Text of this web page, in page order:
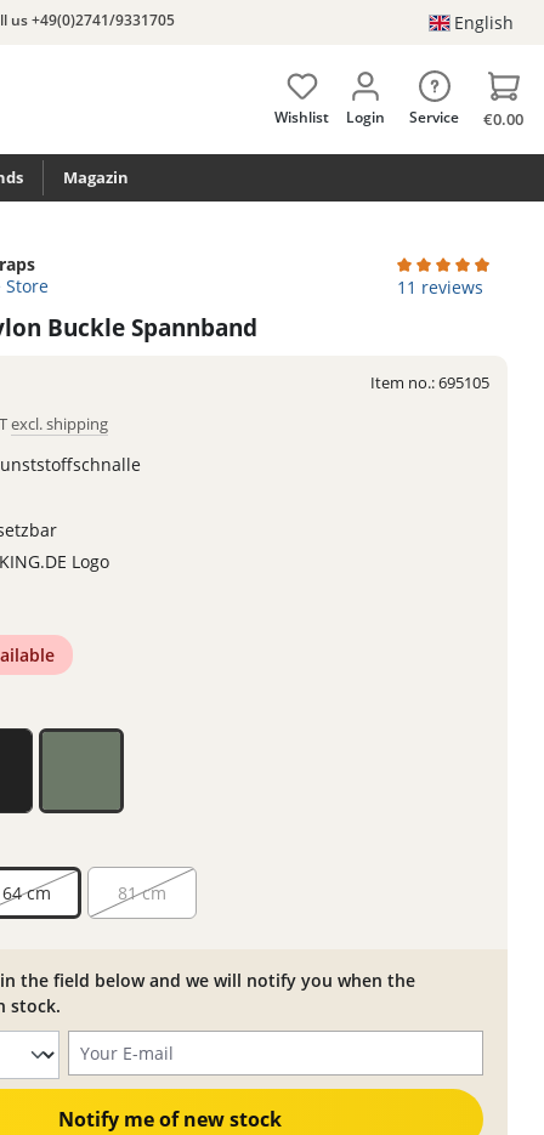
us +49(0)2741/9331705 English
Wishlist Login Service €0.00
Magazin
Store
Buckle Spannband
Average rating of
11 reviews
excl. shipping
Logo
64 cm 81 cm
the field below and we will notify you when the
stock.
Notify me of new stock
Item no.:695105